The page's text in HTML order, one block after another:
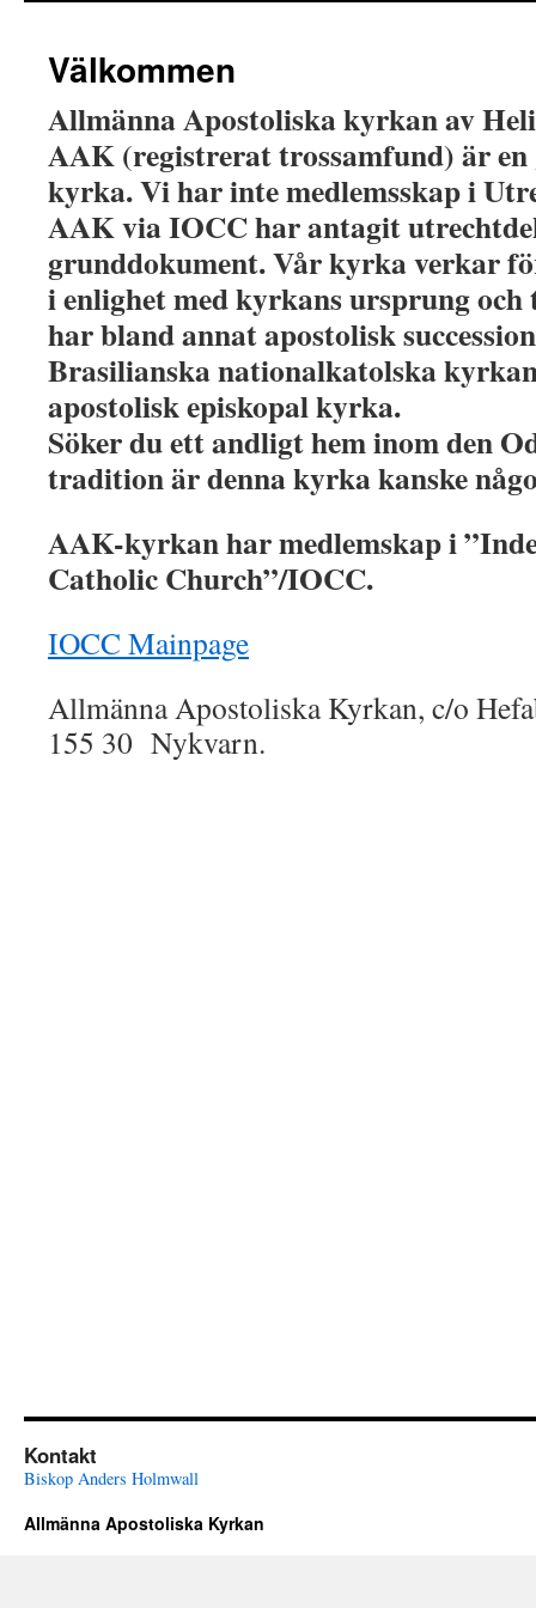
Välkommen
Allmänna Apostoliska kyrkan av
AAK (registrerat trossamfund) är
kyrka. Vi har inte medlemsskap i
AAK via IOCC har antagit
grunddokument. Vår kyrka verkar
i enlighet med kyrkans ursprung
har bland annat apostolisk
Brasilianska nationalkatolska
apostolisk episkopal kyrka.
Söker du ett andligt hem inom den
tradition är denna kyrka kanske
AAK-kyrkan har medlemskap i
Catholic Church”/IOCC.
IOCC Mainpage
Allmänna Apostoliska Kyrkan, c/o
155 30 Nykvarn.
Kontakt
Biskop Anders Holmwall
Allmänna Apostoliska Kyrkan